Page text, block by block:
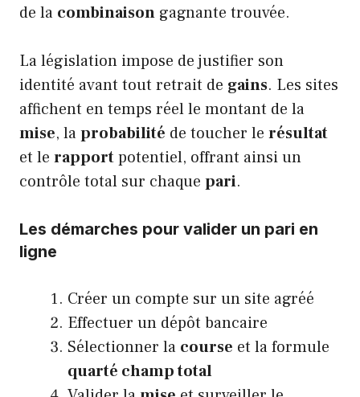
de la combinaison gagnante trouvée.
La législation impose de justifier son
identité avant tout retrait de gains. Les sites
affichent en temps réel le montant de la
mise, laprobabilité de toucher le résultat
et le rapportpotentiel, offrant ainsi un
contrôle total sur chaque pari.
Les démarches pour valider un pari en
ligne
Créer un compte sur un site agréé
Effectuer un dépôt bancaire
Sélectionner la course et la formule
quarté champ total